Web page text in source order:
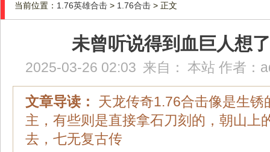
当前位置： 1.76英雄合击 > 1.76合击 > 正文
未曾听说得到血巨人想
2025-03-26 02:03 来自： 本站 作者：
文章导读：
天龙传奇1.76合击像是生锈
主，有些则是直接拿石刀刻的，朝山上
去，七无复古传